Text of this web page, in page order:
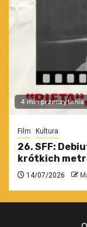
4 min przeczytania
Film Kultura
26. SFF:
krótkich
14/07/2026